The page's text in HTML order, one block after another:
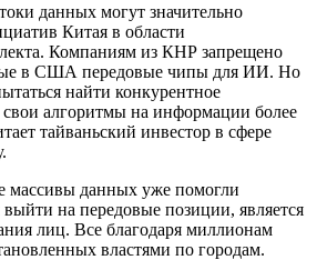
данных могут значительно
Китая в области
Компаниям из КНР запрещено
в США передовые чипы для ИИ. Но
найти конкурентное
алгоритмы на информации более
тайваньский инвестор в сфере
массивы данных уже помогли
на передовые позиции, является
лиц. Все благодаря миллионам
властями по городам.